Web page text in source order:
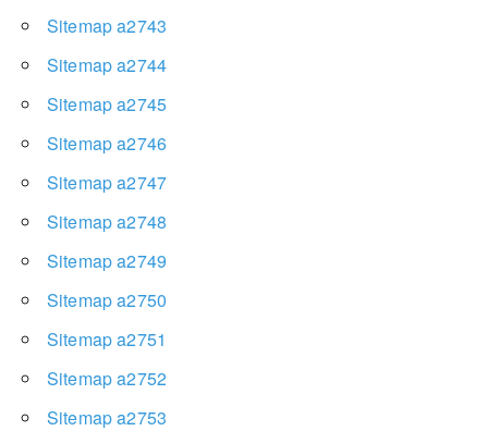
Sitemap a2743
Sitemap a2744
Sitemap a2745
Sitemap a2746
Sitemap a2747
Sitemap a2748
Sitemap a2749
Sitemap a2750
Sitemap a2751
Sitemap a2752
Sitemap a2753